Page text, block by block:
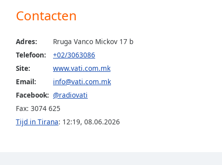
off,
Subtitles
settings
opens
subtitles
settings
dialog
subtitles
Contacten
Adres:
Rruga Vanco Mickov 17 b
Telefoon:
+02/3063086
Site:
www.vati.com.mk
Email:
info@vati.com.mk
Facebook: @radiovati
Fax: 3074 625
Tijd in Tirana: 12:19, 08.06.2026